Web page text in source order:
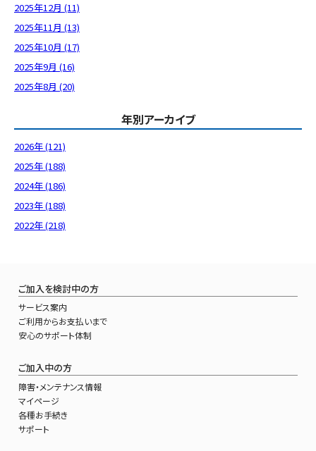
2025年12月 (11)
2025年11月 (13)
2025年10月 (17)
2025年9月 (16)
2025年8月 (20)
年別アーカイブ
2026年 (121)
2025年 (188)
2024年 (186)
2023年 (188)
2022年 (218)
ご加入を検討中の方
サービス案内
ご利用からお支払いまで
安心のサポート体制
ご加入中の方
障害・メンテナンス情報
マイページ
各種お手続き
サポート